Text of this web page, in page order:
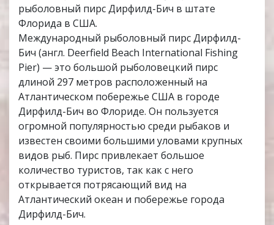
рыболовный пирс Дирфилд-Бич в штате
Флорида в США.
Международный рыболовный пирс Дирфилд-
Бич (англ. Deerfield Beach International Fishing
Pier) — это большой рыболовецкий пирс
длиной 297 метров расположенный на
Атлантическом побережье США в городе
Дирфилд-Бич во Флориде. Он пользуется
огромной популярностью среди рыбаков и
известен своими большими уловами крупных
видов рыб. Пирс привлекает большое
количество туристов, так как с него
открывается потрясающий вид на
Атлантический океан и побережье города
Дирфилд-Бич.